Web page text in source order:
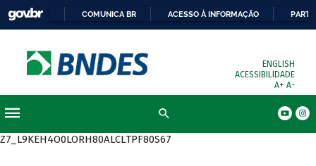
COMUNICA BR ACESSO À INFORMAÇÃO
ENGLISH
ACESSIBILIDADE
A+ A-
Z7_L9KEH4O0LORH80ALCLTPF80S67